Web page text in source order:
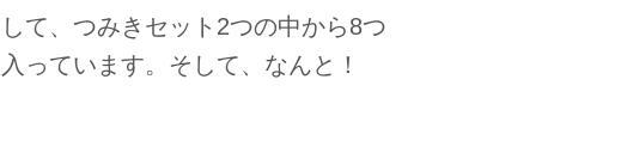
て、つみきセット2つの中から8つ
っています。そして、なんと！